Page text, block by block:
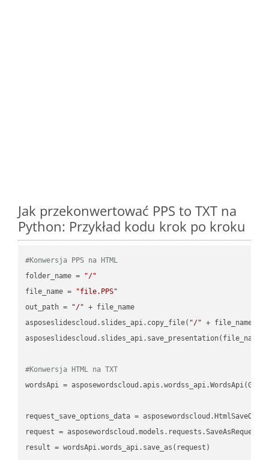
Jak przekonwertować PPS to TXT na
Python: Przykład kodu krok po kroku
#Konwersja PPS na HTML
folder_name =
"/"
file_name =
"file.PPS"
out_path =
"/" + file_name
asposeslidescloud.slides_api.copy_file( "/" + file_name,
#Konwersja HTML na TXT
wordsApi =
request_save_options_data =
request =